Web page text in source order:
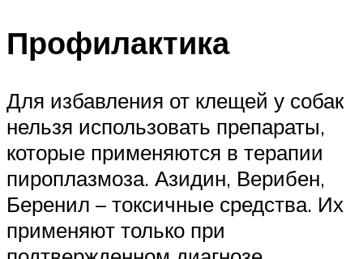
Профилактика
Для избавления от клещей у собак
нельзя использовать препараты,
которые применяются в терапии
пироплазмоза. Азидин, Верибен,
Беренил – токсичные средства. Их
применяют только при